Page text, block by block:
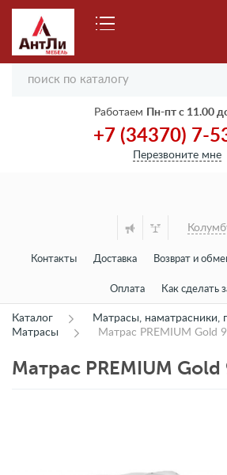
Работаем Пн-пт с 11.00
+7 (34370) 7-
Перезвоните мне
Контакты Доставка Возврат и
Оплата Как сделать
Каталог
Матрасы, наматрасники,
Матрасы
Матрас PREMIUM Gold
Матрас PREMIUM